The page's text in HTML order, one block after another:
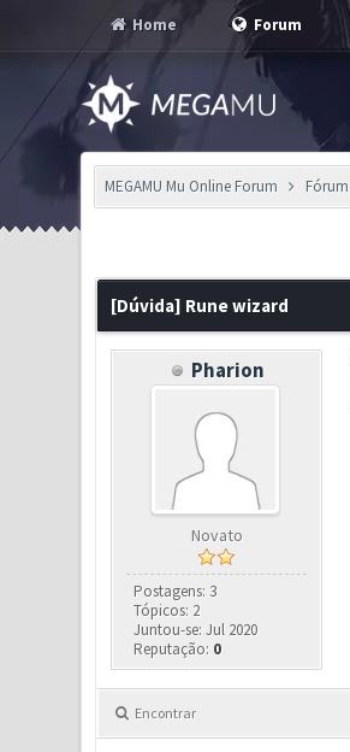
Home Forum
MEGAMU Mu Online Forum Fórum
[Dúvida] Rune wizard
Pharion
Novato
Postagens: 3
Tópicos: 2
Juntou-se: Jul 2020
Reputação: 0
Encontrar